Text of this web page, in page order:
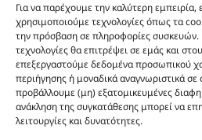
Για να παρέχουμε την καλύτερη εμπειρία,
χρησιμοποιούμε τεχνολογίες όπως τα
την πρόσβαση σε πληροφορίες συσκευών.
τεχνολογίες θα επιτρέψει σε εμάς και
επεξεργαστούμε δεδομένα προσωπικού
περιήγησης ή μοναδικά αναγνωριστικά σε
προβάλλουμε (μη) εξατομικευμένες
ανάκληση της συγκατάθεσης μπορεί να
λειτουργίες και δυνατότητες.
Οι φωτογραφίες των προϊόντων